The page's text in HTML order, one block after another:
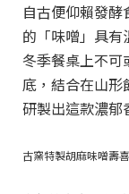
自古便仰賴發
的「味噌」具有
冬季餐桌上不可
底，結合在山形
研製出這款濃郁
古窯特製胡麻味噌壽